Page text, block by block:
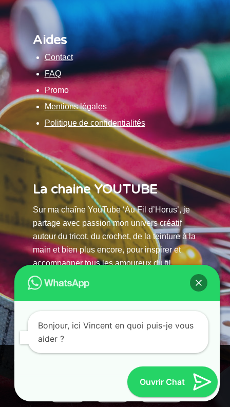
Aides
Contact
FAQ
Promo
Mentions légales
Politique de confidentialités
La chaine YOUTUBE
Sur ma chaîne YouTube ‘Au Fil d’Horus’, je
partage avec passion mon univers créatif
autour du tricot, du crochet, de la teinture à la
main et bien plus encore, pour inspirer et
accompagner tous les amoureux du fil.
© 2025 AU FILS D’HORUS| All Rights Reserved |
Ce site utilise des cookies. En continuant à parcourir ce site, vous
acceptez leur utilisation.
Bonjour, ici Vincent en quoi puis-je vous
aider ?
Ouvrir Chat